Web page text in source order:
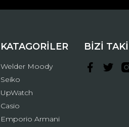
Gönder
KATAGORİLER
Welder Moody
Seiko
UpWatch
Casio
Emporio Armani
BİZİ